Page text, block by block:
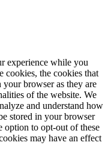
experience while you
cookies, the cookies that
your browser as they are
of the website. We
and understand how
stored in your browser
option to opt-out of these
may have an effect